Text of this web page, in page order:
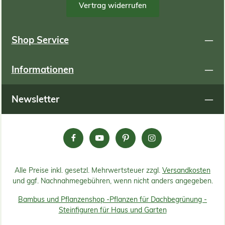
Vertrag widerrufen
Shop Service
Informationen
Newsletter
Alle Preise inkl. gesetzl. Mehrwertsteuer zzgl. Versandkosten
und ggf. Nachnahmegebühren, wenn nicht anders angegeben.
Bambus und Pflanzenshop -Pflanzen für Dachbegrünung -
Steinfiguren für Haus und Garten